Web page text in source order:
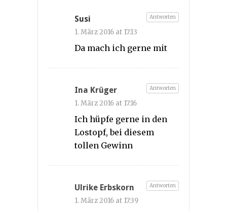
Susi
1. März 2016 at 17:13
Da mach ich gerne mit
Antworten
Ina Krüger
1. März 2016 at 17:16
Ich hüpfe gerne in den
Lostopf, bei diesem
tollen Gewinn
Antworten
Ulrike Erbskorn
1. März 2016 at 17:39
Antworten